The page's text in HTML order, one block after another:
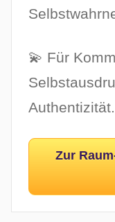
💫 Für
Authentizität.
Zur